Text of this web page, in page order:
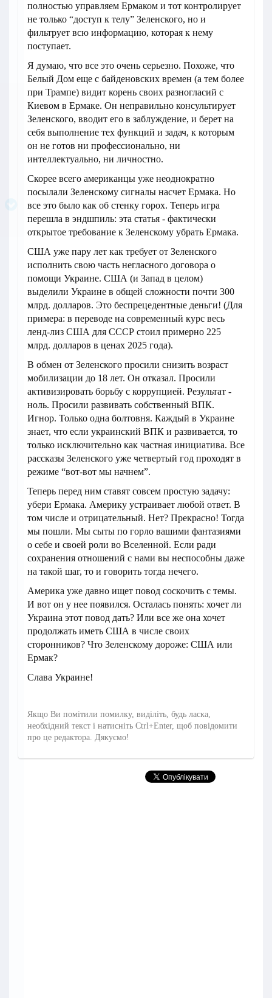
полностью управляем Ермаком и тот контролирует
не только “доступ к телу” Зеленского, но и
фильтрует всю информацию, которая к нему
поступает.
Я думаю, что все это очень серьезно. Похоже, что
Белый Дом еще с байденовских времен (а тем более
при Трампе) видит корень своих разногласий с
Киевом в Ермаке. Он неправильно консультирует
Зеленского, вводит его в заблуждение, и берет на
себя выполнение тех функций и задач, к которым
он не готов ни профессионально, ни
интеллектуально, ни личностно.
Скорее всего американцы уже неоднократно
посылали Зеленскому сигналы насчет Ермака. Но
все это было как об стенку горох. Теперь игра
перешла в эндшпиль: эта статья - фактически
открытое требование к Зеленскому убрать Ермака.
США уже пару лет как требует от Зеленского
исполнить свою часть негласного договора о
помощи Украине. США (и Запад в целом)
выделили Украине в общей сложности почти 300
млрд. долларов. Это беспрецедентные деньги! (Для
примера: в переводе на современный курс весь
ленд-лиз США для СССР стоил примерно 225
млрд. долларов в ценах 2025 года).
В обмен от Зеленского просили снизить возраст
мобилизации до 18 лет. Он отказал. Просили
активизировать борьбу с коррупцией. Результат -
ноль. Просили развивать собственный ВПК.
Игнор. Только одна болтовня. Каждый в Украине
знает, что если украинский ВПК и развивается, то
только исключительно как частная инициатива. Все
рассказы Зеленского уже четвертый год проходят в
режиме “вот-вот мы начнем”.
Теперь перед ним ставят совсем простую задачу:
убери Ермака. Америку устраивает любой ответ. В
том числе и отрицательный. Нет? Прекрасно! Тогда
мы пошли. Мы сыты по горло вашими фантазиями
о себе и своей роли во Вселенной. Если ради
сохранения отношений с нами вы неспособны даже
на такой шаг, то и говорить тогда нечего.
Америка уже давно ищет повод соскочить с темы.
И вот он у нее появился. Осталась понять: хочет ли
Украина этот повод дать? Или все же она хочет
продолжать иметь США в числе своих
сторонников? Что Зеленскому дороже: США или
Ермак?
Слава Украине!
Якщо Ви помітили помилку, виділіть, будь ласка,
необхідний текст і натисніть Ctrl+Enter, щоб повідомити
про це редактора. Дякуємо!